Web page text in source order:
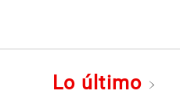
Lo último